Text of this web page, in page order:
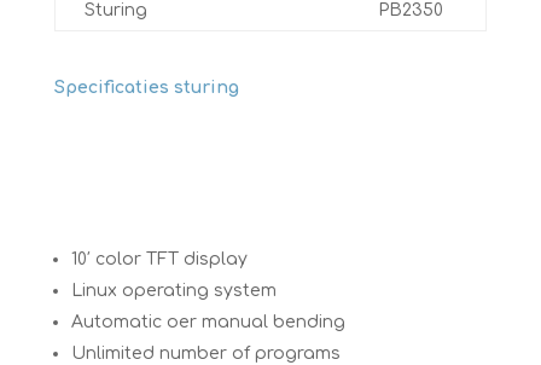
Sturing PB2350
Specificaties sturing
10′ color TFT display
Linux operating system
Automatic oer manual bending
Unlimited number of programs